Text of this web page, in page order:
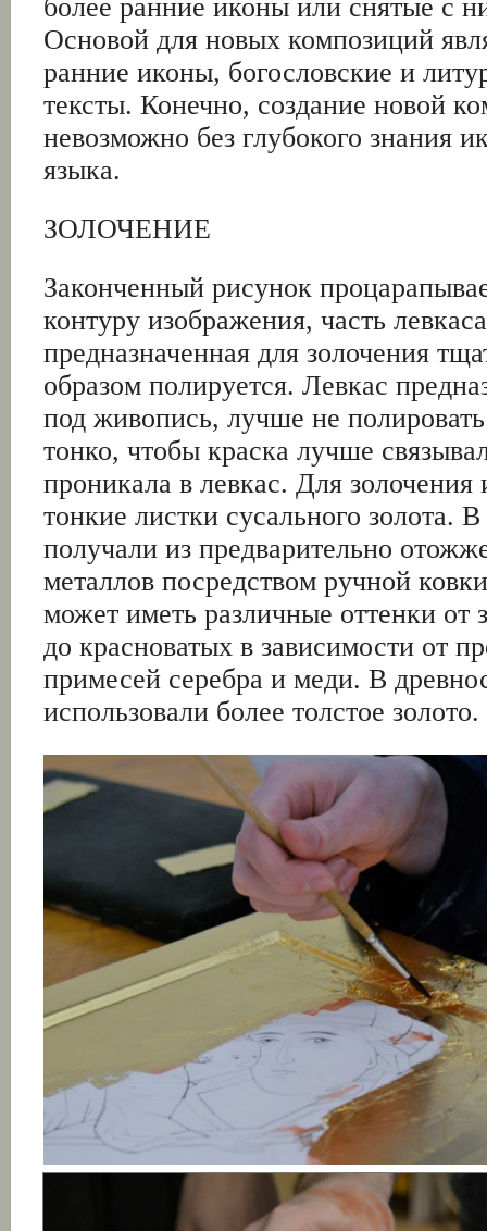
более ранние иконы или снятые с
Основой для новых композиций
ранние иконы, богословские и
тексты. Конечно, создание новой
невозможно без глубокого знания
языка.
ЗОЛОЧЕНИЕ
Законченный рисунок
контуру изображения, часть левкаса
предназначенная для золочения
образом полируется. Левкас
под живопись, лучше не
тонко, чтобы краска лучше
проникала в левкас. Для золочения
тонкие листки сусального золота.
получали из предварительно
металлов посредством ручной
может иметь различные оттенки от
до красноватых в зависимости от
примесей серебра и меди. В
использовали более толстое золото.